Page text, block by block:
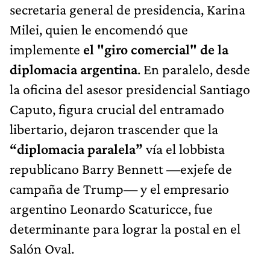
secretaria general de presidencia, Karina
Milei, quien le encomendó que
implemente el "giro comercial" de la
diplomacia argentina. En paralelo, desde
la oficina del asesor presidencial Santiago
Caputo, figura crucial del entramado
libertario, dejaron trascender que la
“diplomacia paralela” vía el lobbista
republicano Barry Bennett —exjefe de
campaña de Trump— y el empresario
argentino Leonardo Scaturicce, fue
determinante para lograr la postal en el
Salón Oval.